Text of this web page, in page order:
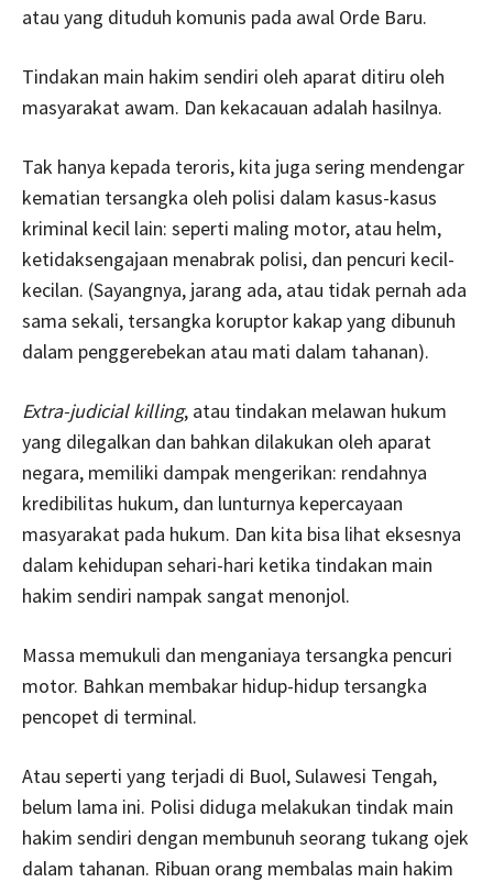
atau yang dituduh komunis pada awal Orde Baru.
Tindakan main hakim sendiri oleh aparat ditiru oleh
masyarakat awam. Dan kekacauan adalah hasilnya.
Tak hanya kepada teroris, kita juga sering mendengar
kematian tersangka oleh polisi dalam kasus-kasus
kriminal kecil lain: seperti maling motor, atau helm,
ketidaksengajaan menabrak polisi, dan pencuri kecil-
kecilan. (Sayangnya, jarang ada, atau tidak pernah ada
sama sekali, tersangka koruptor kakap yang dibunuh
dalam penggerebekan atau mati dalam tahanan).
Extra-judicial killing, atau tindakan melawan hukum
yang dilegalkan dan bahkan dilakukan oleh aparat
negara, memiliki dampak mengerikan: rendahnya
kredibilitas hukum, dan lunturnya kepercayaan
masyarakat pada hukum. Dan kita bisa lihat eksesnya
dalam kehidupan sehari-hari ketika tindakan main
hakim sendiri nampak sangat menonjol.
Massa memukuli dan menganiaya tersangka pencuri
motor. Bahkan membakar hidup-hidup tersangka
pencopet di terminal.
Atau seperti yang terjadi di Buol, Sulawesi Tengah,
belum lama ini. Polisi diduga melakukan tindak main
hakim sendiri dengan membunuh seorang tukang ojek
dalam tahanan. Ribuan orang membalas main hakim